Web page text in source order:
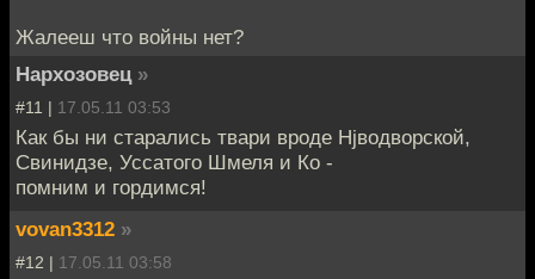
Жалееш что войны нет?
Нархозовец »
#11 | 17.05.11 03:53
Как бы ни старались твари вроде Нjводворской,
Свинидзе, Уссатого Шмеля и Ко -
помним и гордимся!
vovan3312 »
#12 | 17.05.11 03:58